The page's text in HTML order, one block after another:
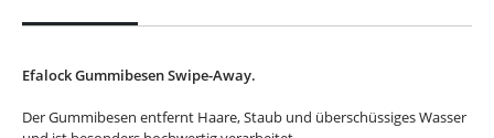
Efalock Gummibesen Swipe-Away.
Der Gummibesen entfernt Haare, Staub und überschüssiges Wasser